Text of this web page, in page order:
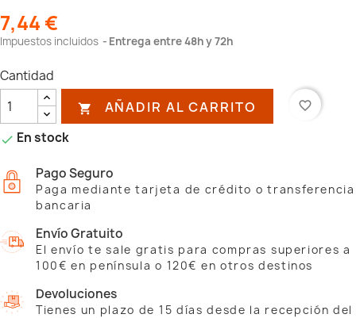
7,44 €
Impuestos incluidos Entrega entre 48h y 72h
Cantidad
 AÑADIR AL CARRITO favorite_border
 En stock
Pago Seguro
Paga mediante tarjeta de crédito o transferencia
bancaria
Envío Gratuito
El envío te sale gratis para compras superiores a
100€ en península o 120€ en otros destinos
Devoluciones
Tienes un plazo de 15 días desde la recepción del